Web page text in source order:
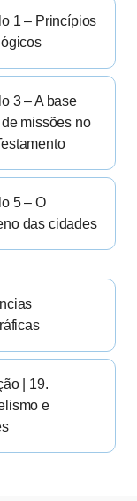
1 – Princípios
3 – A base
missões no
5 – O
das cidades
| 19.
e